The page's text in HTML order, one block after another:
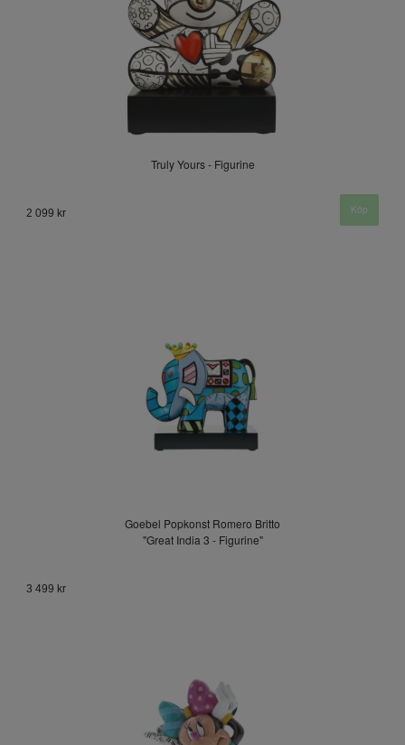
Truly Yours - Figurine
2 099 kr
Goebel Popkonst Romero Britto
"Great India 3 - Figurine"
3 499 kr